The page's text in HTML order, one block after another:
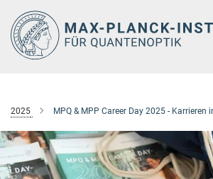
Hauptinhalt
2025 MPQ & MPP Career Day 2025 - Karrieren in der